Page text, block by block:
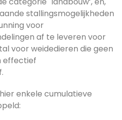
stallingsmogelijkheden
voor
af te leveren voor
voor weidedieren die geen
effectief
enkele cumulatieve